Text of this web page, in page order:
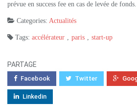
prévue en success fee en cas de levée de fonds.
Categories: Actualités
Tags: accélérateur , paris , start-up
PARTAGE
Facebook Twitter
Linkedin